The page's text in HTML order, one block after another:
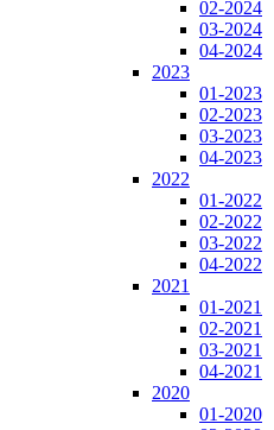
02-2024
03-2024
04-2024
2023
01-2023
02-2023
03-2023
04-2023
2022
01-2022
02-2022
03-2022
04-2022
2021
01-2021
02-2021
03-2021
04-2021
2020
01-2020